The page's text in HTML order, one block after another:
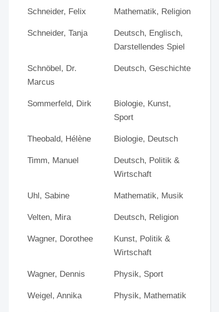
Schneider, Felix Mathematik, Religion
Schneider, Tanja
Deutsch, Englisch,
Darstellendes Spiel
Schnöbel, Dr.
Marcus
Deutsch, Geschichte
Sommerfeld, Dirk
Biologie, Kunst,
Sport
Theobald, Hélène Biologie, Deutsch
Timm, Manuel
Deutsch, Politik &
Wirtschaft
Uhl, Sabine Mathematik, Musik
Velten, Mira Deutsch, Religion
Wagner, Dorothee
Kunst, Politik &
Wirtschaft
Wagner, Dennis Physik, Sport
Weigel, Annika Physik, Mathematik